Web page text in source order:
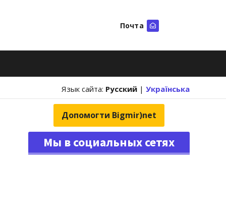
Почта
Язык сайта: Русский | Українська
Допомогти Bigmir)net
Мы в социальных сетях